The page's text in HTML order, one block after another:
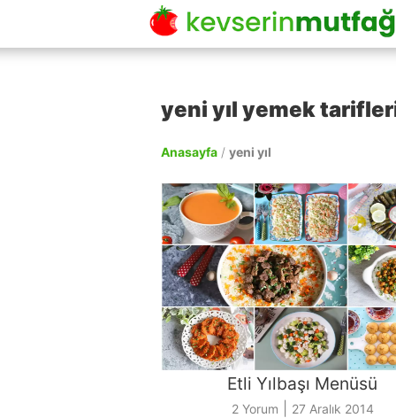
yeni yıl yemek
Anasayfa / yeni yıl
Etli Yılbaşı Menüsü
2 Yorum 27 Aralık 2014